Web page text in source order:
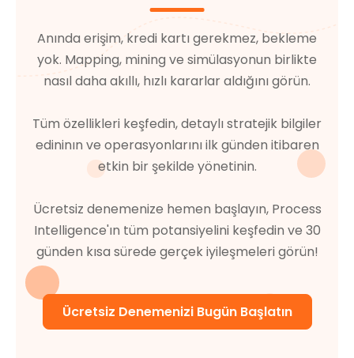
Anında erişim, kredi kartı gerekmez, bekleme
yok. Mapping, mining ve simülasyonun birlikte
nasıl daha akıllı, hızlı kararlar aldığını görün.
Tüm özellikleri keşfedin, detaylı stratejik bilgiler
edininın ve operasyonlarını ilk günden itibaren
etkin bir şekilde yönetinin.
Ücretsiz denemenize hemen başlayın, Process
Intelligence'ın tüm potansiyelini keşfedin ve 30
günden kısa sürede gerçek iyileşmeleri görün!
Ücretsiz Denemenizi Bugün Başlatın